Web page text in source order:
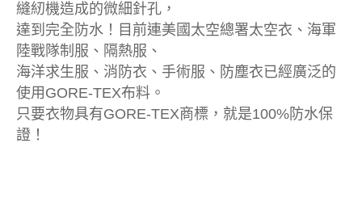
縫紉機造成的微細針孔，
達到完全防水！目前連美國太空總署太空衣、海軍
陸戰隊制服、隔熱服、
海洋求生服、消防衣、手術服、防塵衣已經廣泛的
使用GORE-TEX布料。
只要衣物具有GORE-TEX商標，就是100%防水保
證！